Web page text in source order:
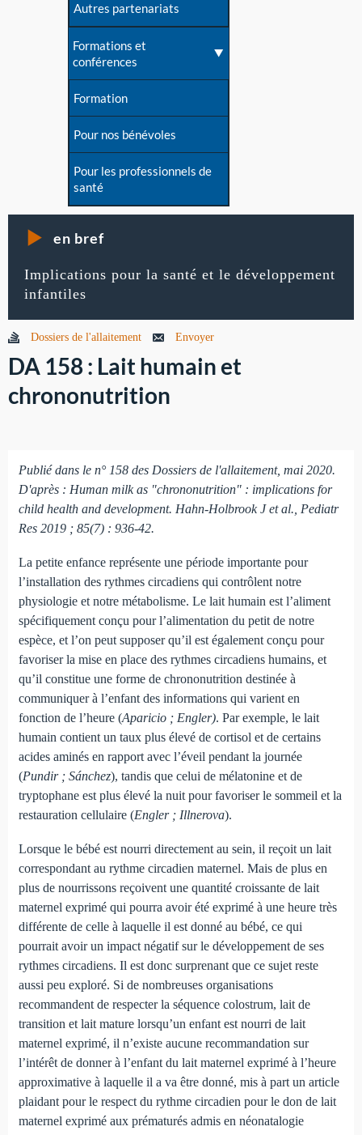
Autres partenariats
Formations et
conférences
Formation
Pour nos bénévoles
Pour les professionnels de
santé
en bref
Implications pour la santé et le développement
infantiles
Dossiers de l'allaitement Envoyer
DA 158 : Lait humain et
chrononutrition
Publié dans le n° 158 des Dossiers de l'allaitement, mai 2020.
D'après : Human milk as "chrononutrition" : implications for
child health and development. Hahn-Holbrook J et al., Pediatr
Res 2019 ; 85(7) : 936-42.
La petite enfance représente une période importante pour
l’installation des rythmes circadiens qui contrôlent notre
physiologie et notre métabolisme. Le lait humain est l’aliment
spécifiquement conçu pour l’alimentation du petit de notre
espèce, et l’on peut supposer qu’il est également conçu pour
favoriser la mise en place des rythmes circadiens humains, et
qu’il constitue une forme de chrononutrition destinée à
communiquer à l’enfant des informations qui varient en
fonction de l’heure (Aparicio ; Engler). Par exemple, le lait
humain contient un taux plus élevé de cortisol et de certains
acides aminés en rapport avec l’éveil pendant la journée
(Pundir ; Sánchez), tandis que celui de mélatonine et de
tryptophane est plus élevé la nuit pour favoriser le sommeil et la
restauration cellulaire (Engler ; Illnerova).
Lorsque le bébé est nourri directement au sein, il reçoit un lait
correspondant au rythme circadien maternel. Mais de plus en
plus de nourrissons reçoivent une quantité croissante de lait
maternel exprimé qui pourra avoir été exprimé à une heure très
différente de celle à laquelle il est donné au bébé, ce qui
pourrait avoir un impact négatif sur le développement de ses
rythmes circadiens. Il est donc surprenant que ce sujet reste
aussi peu exploré. Si de nombreuses organisations
recommandent de respecter la séquence colostrum, lait de
transition et lait mature lorsqu’un enfant est nourri de lait
maternel exprimé, il n’existe aucune recommandation sur
l’intérêt de donner à l’enfant du lait maternel exprimé à l’heure
approximative à laquelle il a va être donné, mis à part un article
plaidant pour le respect du rythme circadien pour le don de lait
maternel exprimé aux prématurés admis en néonatalogie